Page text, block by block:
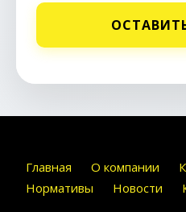
Главная О компании
Нормативы
Новости